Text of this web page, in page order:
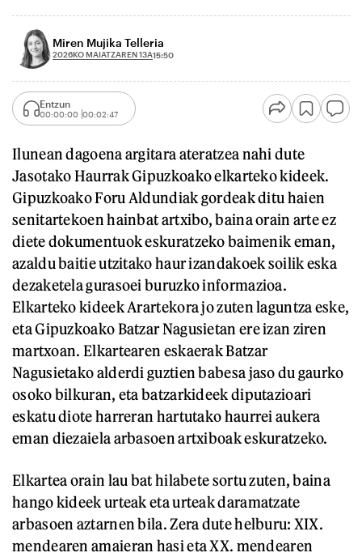
Miren Mujika Telleria
2026KO MAIATZAREN 13A15:50
Entzun
00:00:00 00:02:47
Ilunean dagoena argitara ateratzea nahi dute
Jasotako Haurrak Gipuzkoako elkarteko kideek.
Gipuzkoako Foru Aldundiak gordeak ditu haien
senitartekoen hainbat artxibo, baina orain arte ez
diete dokumentuok eskuratzeko baimenik eman,
azaldu baitie utzitako haur izandakoek soilik eska
dezaketela gurasoei buruzko informazioa.
Elkarteko kideek Arartekora jo zuten laguntza eske,
eta Gipuzkoako Batzar Nagusietan ere izan ziren
martxoan. Elkartearen eskaerak Batzar
Nagusietako alderdi guztien babesa jaso du gaurko
osoko bilkuran, eta batzarkideek diputazioari
eskatu diote harreran hartutako haurrei aukera
eman diezaiela arbasoen artxiboak eskuratzeko.
Elkartea orain lau bat hilabete sortu zuten, baina
hango kideek urteak eta urteak daramatzate
arbasoen aztarnen bila. Zera dute helburu: XIX.
mendearen amaieran hasi eta XX. mendearen